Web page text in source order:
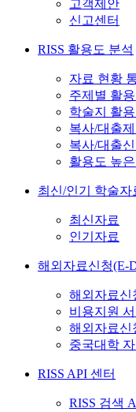
고객제안
신고센터
RISS 활용도 분석
자료 현황
주제별 활
학술지 활
복사/대출
복사/대출
활용도 높은
최신/인기 학술자
최신자료
인기자료
해외자료신청(E-
해외자료신
비용지원
해외자료신
중국대학
RISS API 센터
RISS 검색